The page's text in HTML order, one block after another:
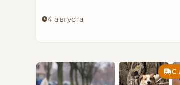
4 августа
С